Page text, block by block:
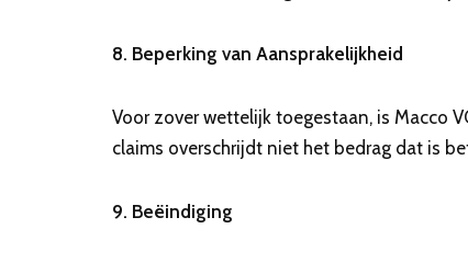
8. Beperking van Aansprakelijkheid
Voor zover wettelijk toegestaan, is Macco
claims overschrijdt niet het bedrag dat is
9. Beëindiging